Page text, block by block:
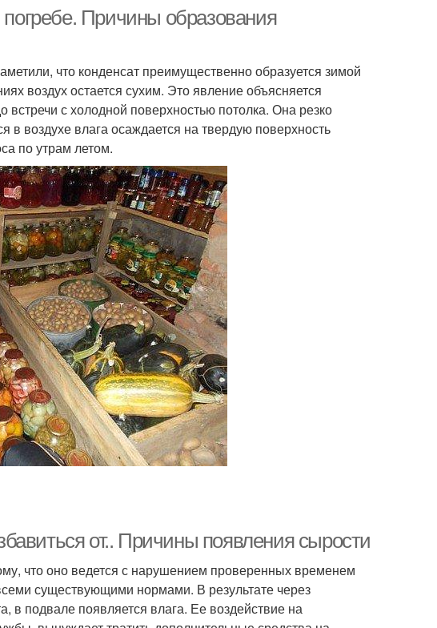
Причины образования
что конденсат преимущественно образуется зимой
воздух остается сухим. Это явление объясняется
с холодной поверхностью потолка. Она резко
в воздухе влага осаждается на твердую поверхность
по утрам летом.
от.. Причины появления сырости
что оно ведется с нарушением проверенных временем
существующими нормами. В результате через
в подвале появляется влага. Ее воздействие на